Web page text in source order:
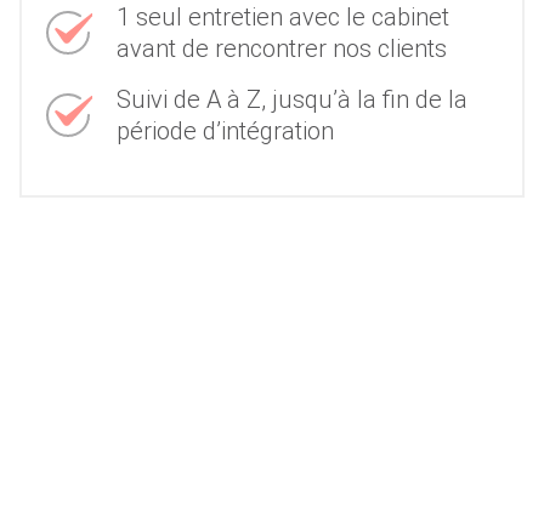
1 seul entretien avec le cabinet
avant de rencontrer nos clients
Suivi de A à Z, jusqu’à la fin de la
période d’intégration